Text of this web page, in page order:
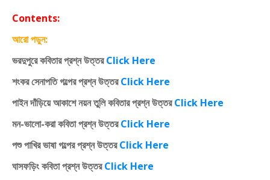
Contents:
আরো পড়ুন:
ভরদুপুরে কবিতার প্রশ্ন উত্তরClick Here
শংকর সেনাপতি গল্পের প্রশ্ন উত্তরClick Here
পাইন দাঁড়িয়ে আকাশে নয়ন তুলি কবিতার প্রশ্ন উত্তরClick Here
মন-ভালো-করা কবিতা প্রশ্ন উত্তরClick Here
পশু পাখির ভাষা গল্পের প্রশ্ন উত্তরClick Here
ঘাসফড়িং কবিতা প্রশ্ন উত্তরClick Here